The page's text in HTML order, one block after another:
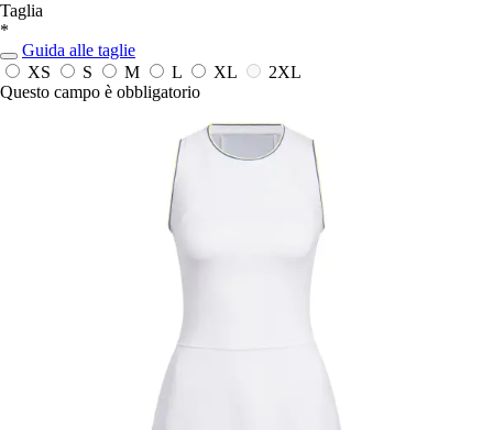
Taglia
*
Guida alle taglie
XS
S M L XL
2XL
Questo campo è obbligatorio